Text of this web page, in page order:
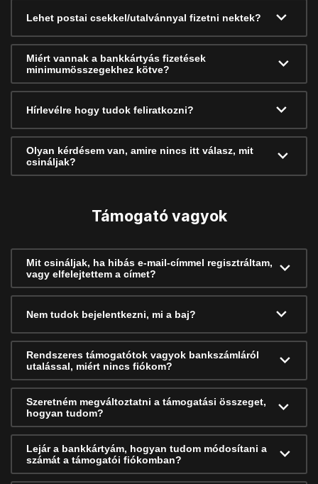
Lehet postai csekkel/utalvánnyal fizetni nektek?
Miért vannak a bankkártyás fizetések
minimumösszegekhez kötve?
Hírlevélre hogy tudok feliratkozni?
Olyan kérdésem van, amire nincs itt válasz, mit
csináljak?
Támogató vagyok
Mit csináljak, ha hibás e-mail-címmel regisztráltam,
vagy elfelejtettem a címet?
Nem tudok bejelentkezni, mi a baj?
Rendszeres támogatótok vagyok bankszámláról
utalással, miért nincs fiókom?
Szeretném megváltoztatni a támogatási összeget,
hogyan tudom?
Lejár a bankkártyám, hogyan tudom módosítani a
számát a támogatói fiókomban?